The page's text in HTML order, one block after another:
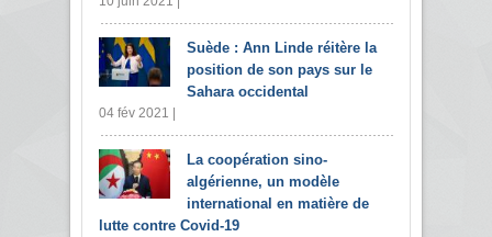
Suède : Ann Linde réitère la
position de son pays sur le
Sahara occidental
04 fév 2021 |
La coopération sino-
algérienne, un modèle
international en matière de
lutte contre Covid-19